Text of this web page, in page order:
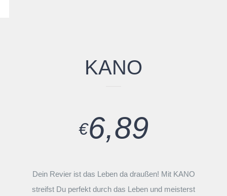
KANO
€6,89
Dein Revier ist das Leben da draußen! Mit KANO
streifst Du perfekt durch das Leben und meisterst